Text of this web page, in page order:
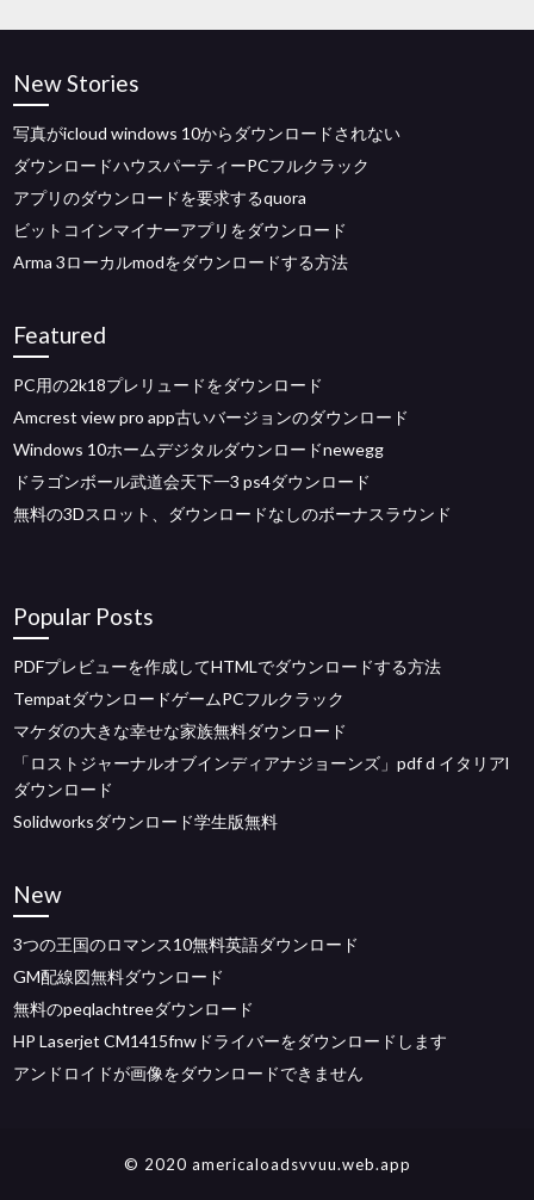
New Stories
写真がicloud windows 10からダウンロードされない
ダウンロードハウスパーティーPCフルクラック
アプリのダウンロードを要求するquora
ビットコインマイナーアプリをダウンロード
Arma 3ローカルmodをダウンロードする方法
Featured
PC用の2k18プレリュードをダウンロード
Amcrest view pro app古いバージョンのダウンロード
Windows 10ホームデジタルダウンロードnewegg
ドラゴンボール武道会天下一3 ps4ダウンロード
無料の3Dスロット、ダウンロードなしのボーナスラウンド
Popular Posts
PDFプレビューを作成してHTMLでダウンロードする方法
TempatダウンロードゲームPCフルクラック
マケダの大きな幸せな家族無料ダウンロード
「ロストジャーナルオブインディアナジョーンズ」pdf d イタリアl
ダウンロード
Solidworksダウンロード学生版無料
New
3つの王国のロマンス10無料英語ダウンロード
GM配線図無料ダウンロード
無料のpeqlachtreeダウンロード
HP Laserjet CM1415fnwドライバーをダウンロードします
アンドロイドが画像をダウンロードできません
© 2020 americaloadsvvuu.web.app